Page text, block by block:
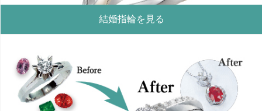
結婚指輪を見る